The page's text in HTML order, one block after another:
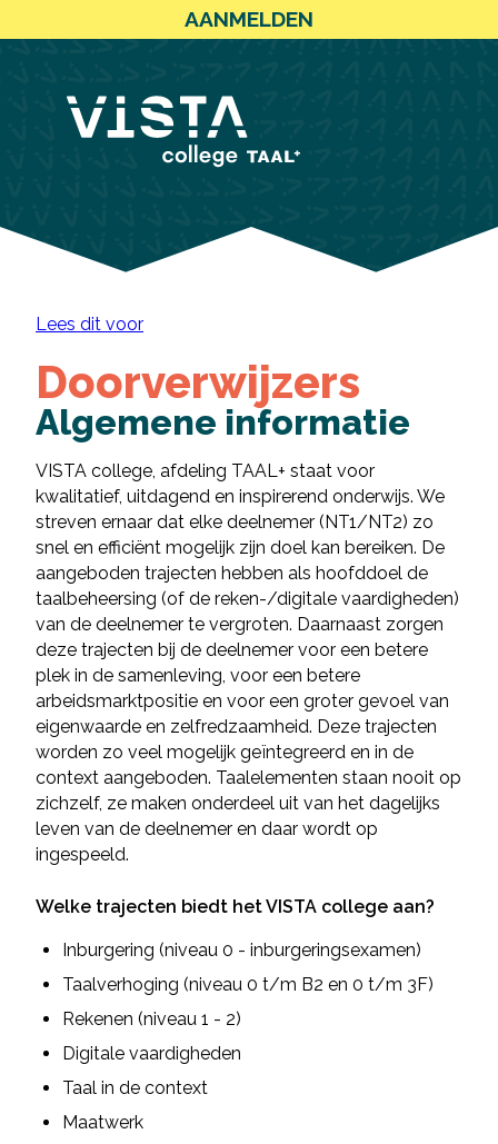
AANMELDEN
Lees dit voor
Doorverwijzers
Algemene informatie
VISTA college, afdeling TAAL+ staat voor
kwalitatief, uitdagend en inspirerend onderwijs. We
streven ernaar dat elke deelnemer (NT1/NT2) zo
snel en efficiënt mogelijk zijn doel kan bereiken. De
aangeboden trajecten hebben als hoofddoel de
taalbeheersing (of de reken-/digitale vaardigheden)
van de deelnemer te vergroten. Daarnaast zorgen
deze trajecten bij de deelnemer voor een betere
plek in de samenleving, voor een betere
arbeidsmarktpositie en voor een groter gevoel van
eigenwaarde en zelfredzaamheid. Deze trajecten
worden zo veel mogelijk geïntegreerd en in de
context aangeboden. Taalelementen staan nooit op
zichzelf, ze maken onderdeel uit van het dagelijks
leven van de deelnemer en daar wordt op
ingespeeld.
Welke trajecten biedt het VISTA college aan?
Inburgering (niveau 0 - inburgeringsexamen)
Taalverhoging (niveau 0 t/m B2 en 0 t/m 3F)
Rekenen (niveau 1 - 2)
Digitale vaardigheden
Taal in de context
Maatwerk